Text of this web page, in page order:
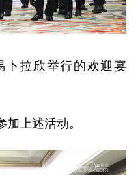
卜拉欣举行的欢迎宴
上述活动。